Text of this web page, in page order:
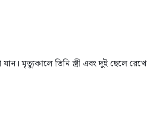
মৃত্যুকালে তিনি স্ত্রী এবং দুই ছেলে রেখে